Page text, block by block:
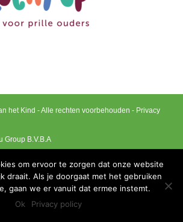
het Kind - Alle rechten voorbehouden - Privacy
Group B.V.B.A
om ervoor te zorgen dat onze website
draait. Als je doorgaat met het gebruiken
gaan we er vanuit dat ermee instemt.
Ok
Privacy policy